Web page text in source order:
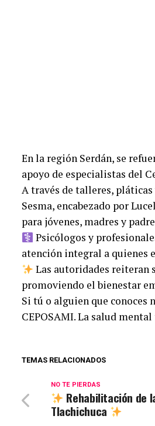
En la región Serdán, se
apoyo de especialistas del
A través de talleres,
Sesma, encabezado por
para jóvenes, madres y
Psicólogos y
atención integral a quienes
Las autoridades reiteran
promoviendo el bienestar
Si tú o alguien que conoces
CEPOSAMI. La salud
TEMAS RELACIONADOS
NO TE PIERDAS
Rehabilitación de
Tlachichuca